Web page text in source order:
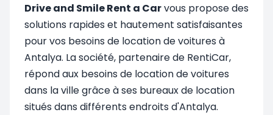
Drive and Smile Rent a Carvous propose des
solutions rapides et hautement satisfaisantes
pour vos besoins de location de voitures à
Antalya. La société, partenaire de RentiCar,
répond aux besoins de location de voitures
dans la ville grâce à ses bureaux de location
situés dans différents endroits d'Antalya.